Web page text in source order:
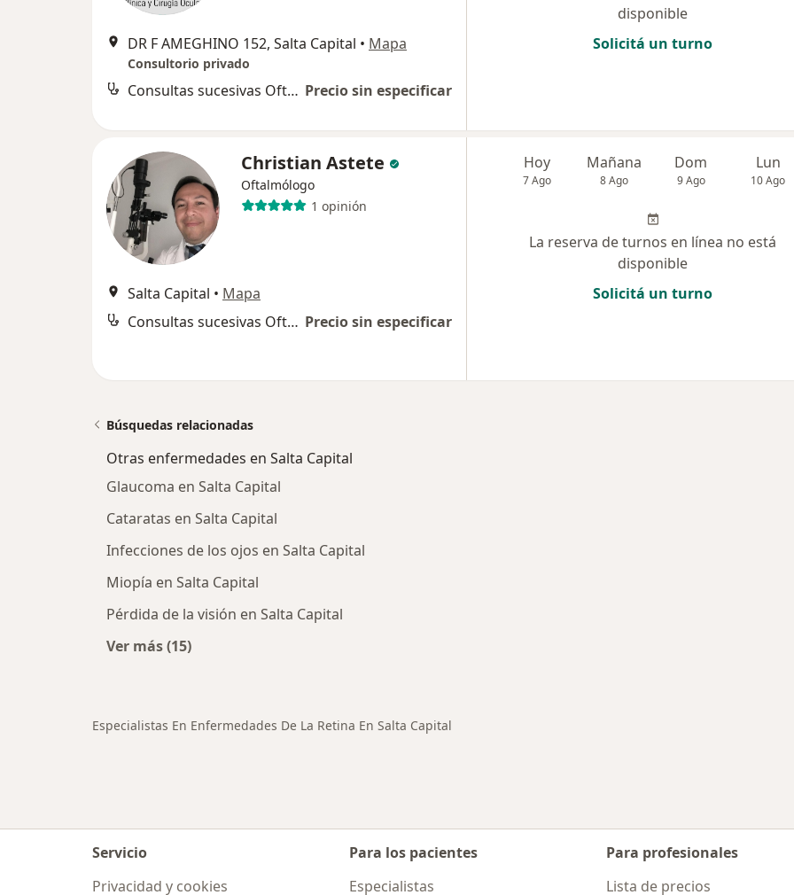
DR F AMEGHINO 152, Salta Capital • Mapa
Consultorio privado
Consultas sucesivas Oftalmología Precio sin especificar
disponible
Solicitá un turno
Christian Astete
Oftalmólogo
1 opinión
Salta Capital • Mapa
Consultas sucesivas Oftalmología Precio sin especificar
Hoy
7 Ago
Mañana
8 Ago
Dom
9 Ago
Lun
10 Ago
La reserva de turnos en línea no está
disponible
Solicitá un turno
Búsquedas relacionadas
Otras enfermedades en Salta Capital
Glaucoma en Salta Capital
Cataratas en Salta Capital
Infecciones de los ojos en Salta Capital
Miopía en Salta Capital
Pérdida de la visión en Salta Capital
Ver más (15)
Especialistas En Enfermedades De La Retina En Salta Capital
Servicio
Privacidad y cookies
Para los pacientes
Especialistas
Para profesionales
Lista de precios